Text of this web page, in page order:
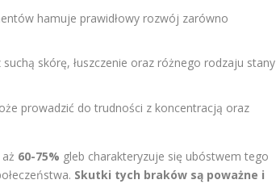
hamuje prawidłowy rozwój zarówno
skórę, łuszczenie oraz różnego rodzaju stany
prowadzić do trudności z koncentracją oraz
60-75% gleb charakteryzuje się ubóstwem tego
Skutki tych braków są poważne i